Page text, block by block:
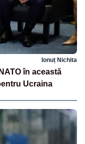
Ionuț Nichita
în această
Ucraina